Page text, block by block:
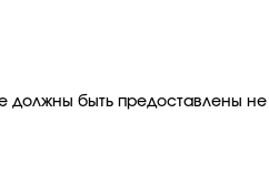
должны быть предоставлены